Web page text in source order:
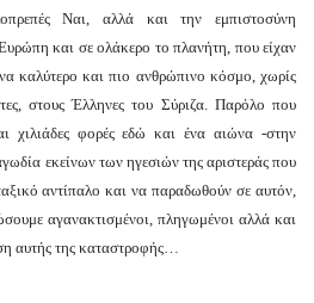
Ναι, αλλά και την εμπιστοσύνη
και σε ολάκερο το πλανήτη, που είχαν
καλύτερο και πιο ανθρώπινο κόσμο, χωρίς
στους Έλληνες του Σύριζα. Παρόλο που
χιλιάδες φορές εδώ και ένα αιώνα -στην
εκείνων των ηγεσιών της αριστεράς που
αντίπαλο και να παραδωθούν σε αυτόν,
αγανακτισμένοι, πληγωμένοι αλλά και
αυτής της καταστροφής…